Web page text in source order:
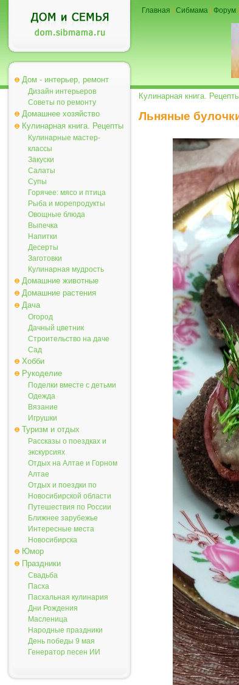
Дом - интерьер, ремонт
Дизайн интерьеров
Советы по ремонту
Домашнее хозяйство
Кулинарная книга. Рецепты
Кулинарные мастер-
классы
Закуски
Салаты
Супы
Горячее: мясо и птица
Рыба и морепродукты
Овощные блюда
Выпечка
Напитки
Десерты
Заготовки
Кулинарная мудрость
Домашние животные
Домашние растения
Дача
Огород
Дачный цветник
Строительство на даче
Сад
Хобби
Рукоделие
Поделки вместе с детьми
Одежда
Вязание
Игрушки
Туризм и отдых
Рассказы о поездках и
экскурсиях
Отдых на Алтае и Горном
Алтае
Отдых и поездки по
Новосибирской области
Путешествия по России
Ближнее зарубежье
Интересные места
Новосибирска
Юмор
Праздники
Свадьба
Пасха
Пасхальная кулинария
Дни Рождения
Масленица
Народные праздники
День победы 9 мая
Генератор песен ИИ
Главная Сибмама Форум
Кулинарная книга.
Льняные